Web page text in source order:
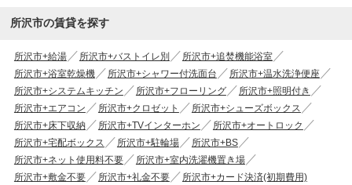
所沢市の賃貸を探す
所沢市+給湯 所沢市+バストイレ別
所沢市+追焚機能浴室
所沢市+浴室乾燥機
所沢市+シャワー付洗面台
所沢市+温水洗浄便座
所沢市+システムキッチン
所沢市+フローリング
所沢市+照明付き
所沢市+エアコン
所沢市+クロゼット
所沢市+シューズボックス
所沢市+床下収納
所沢市+TVインターホン
所沢市+オートロック
所沢市+宅配ボックス
所沢市+駐輪場
所沢市+BS
所沢市+ネット使用料不要
所沢市+室内洗濯機置き場
所沢市+敷金不要
所沢市+礼金不要 所沢市+カード決済(初期費用)